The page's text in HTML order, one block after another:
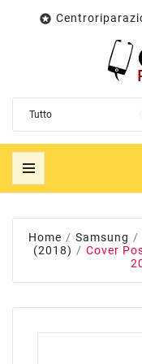

Home Samsung
(2018)
Cover